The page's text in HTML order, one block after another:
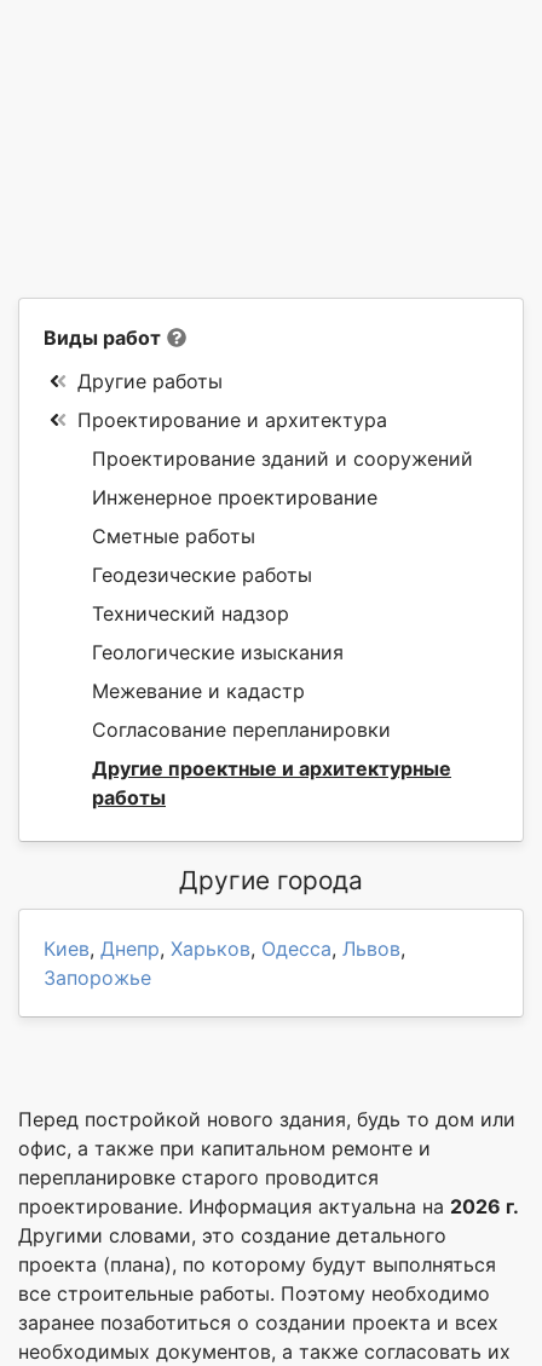
Виды работ
Другие работы
Проектирование и архитектура
Проектирование зданий и сооружений
Инженерное проектирование
Сметные работы
Геодезические работы
Технический надзор
Геологические изыскания
Межевание и кадастр
Согласование перепланировки
Другие проектные и архитектурные
работы
Другие города
Киев, Днепр, Харьков, Одесса, Львов,
Запорожье
Перед постройкой нового здания, будь то дом или
офис, а также при капитальном ремонте и
перепланировке старого проводится
проектирование. Информация актуальна на 2026 г.
Другими словами, это создание детального
проекта (плана), по которому будут выполняться
все строительные работы. Поэтому необходимо
заранее позаботиться о создании проекта и всех
необходимых документов, а также согласовать их